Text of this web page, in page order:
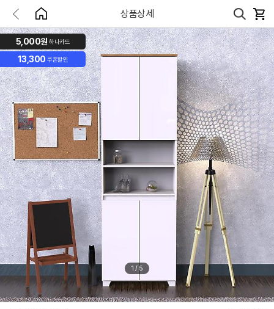
상품상세
5,000원 하나카드
13,300 쿠폰할인
1 /5